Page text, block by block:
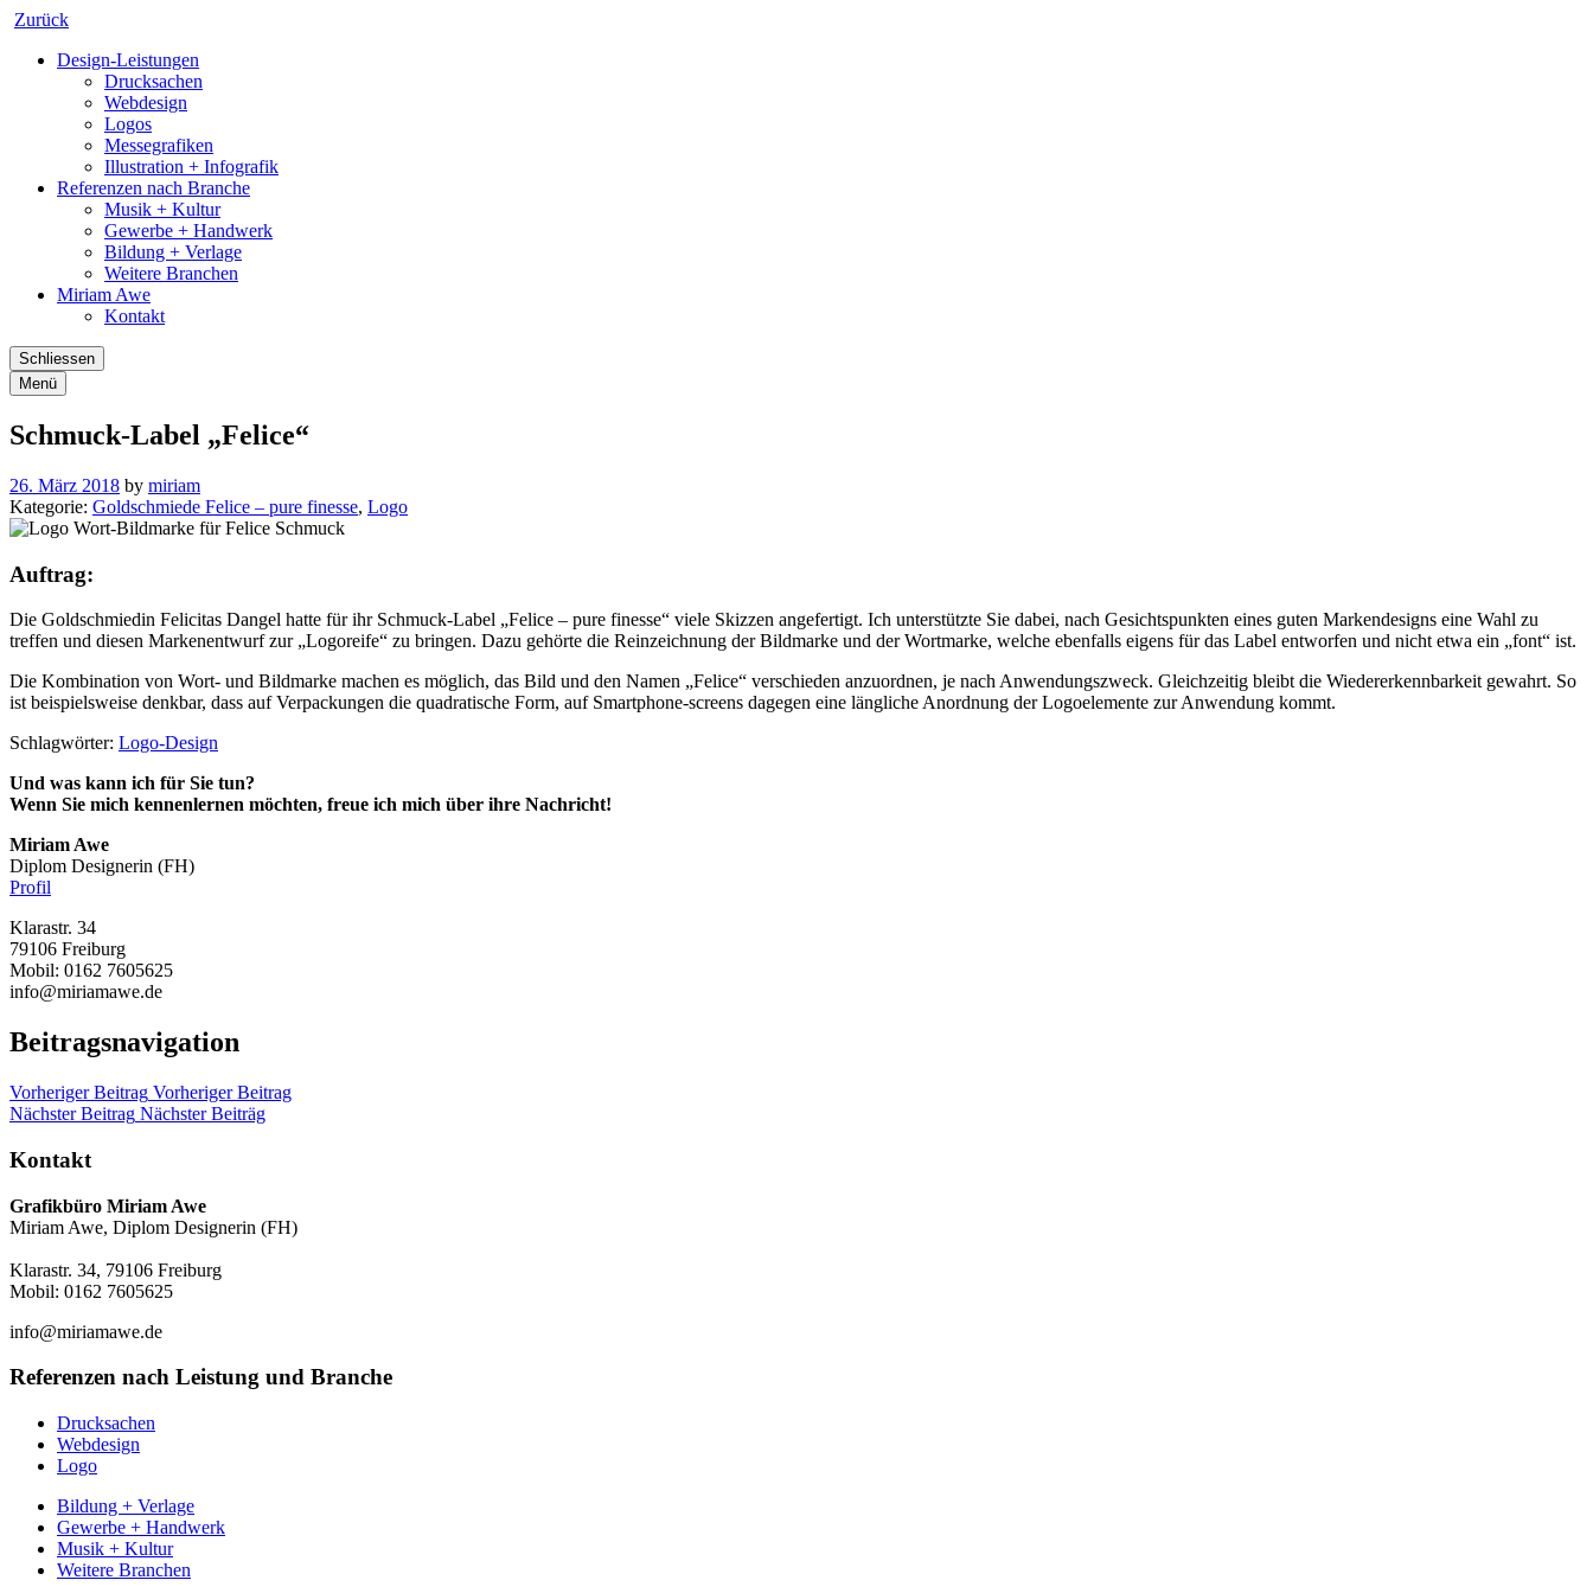
Zurück
Design-Leistungen
Drucksachen
Webdesign
Logos
Messegrafiken
Illustration + Infografik
Referenzen nach Branche
Musik + Kultur
Gewerbe + Handwerk
Bildung + Verlage
Weitere Branchen
Miriam Awe
Kontakt
Schliessen
Menü
Schmuck-Label „Felice“
26. März 2018 by miriam
Kategorie: Goldschmiede Felice – pure finesse, Logo
Auftrag:
Die Goldschmiedin Felicitas Dangel hatte für ihr Schmuck-Label „Felice – pure finesse“ viele Skizzen angefertigt. Ich unterstützte Sie dabei, nach Gesichtspunkten eines guten Markendesigns eine Wahl zu
treffen und diesen Markenentwurf zur „Logoreife“ zu bringen. Dazu gehörte die Reinzeichnung der Bildmarke und der Wortmarke, welche ebenfalls eigens für das Label entworfen und nicht etwa ein „font“ ist.
Die Kombination von Wort- und Bildmarke machen es möglich, das Bild und den Namen „Felice“ verschieden anzuordnen, je nach Anwendungszweck. Gleichzeitig bleibt die Wiedererkennbarkeit gewahrt. So
ist beispielsweise denkbar, dass auf Verpackungen die quadratische Form, auf Smartphone-screens dagegen eine längliche Anordnung der Logoelemente zur Anwendung kommt.
Schlagwörter: Logo-Design
Und was kann ich für Sie tun?
Wenn Sie mich kennenlernen möchten, freue ich mich über ihre Nachricht!
Miriam Awe
Diplom Designerin (FH)
Profil
Klarastr. 34
79106 Freiburg
Mobil: 0162 7605625
info@miriamawe.de
Beitragsnavigation
Vorheriger Beitrag Vorheriger Beitrag
Nächster Beitrag Nächster Beiträg
Kontakt
Grafikbüro Miriam Awe
Miriam Awe, Diplom Designerin (FH)
Klarastr. 34, 79106 Freiburg
Mobil: 0162 7605625
info@miriamawe.de
Referenzen nach Leistung und Branche
Drucksachen
Webdesign
Logo
Bildung + Verlage
Gewerbe + Handwerk
Musik + Kultur
Weitere Branchen